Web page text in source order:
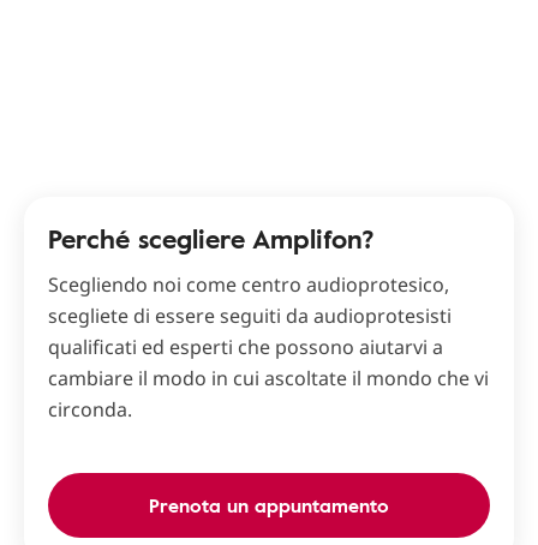
Perché scegliere Amplifon?
Scegliendo noi come centro audioprotesico,
scegliete di essere seguiti da audioprotesisti
qualificati ed esperti che possono aiutarvi a
cambiare il modo in cui ascoltate il mondo che vi
circonda.
Prenota un appuntamento